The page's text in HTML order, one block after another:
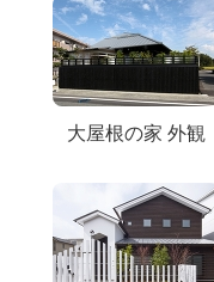
大屋根の家 外観